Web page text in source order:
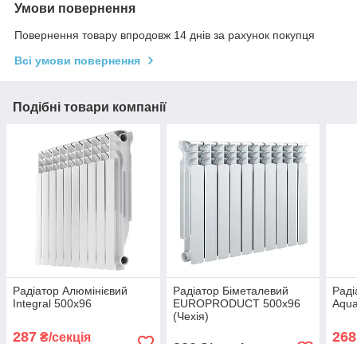
Умови повернення
Повернення товару впродовж 14 днів за рахунок покупця
Всі умови повернення
Подібні товари компанії
Радіатор Алюмінієвий
Integral 500х96
287 ₴/секція
Радіатор Біметалевий
EUROPRODUCT 500x96
(Чехія)
268